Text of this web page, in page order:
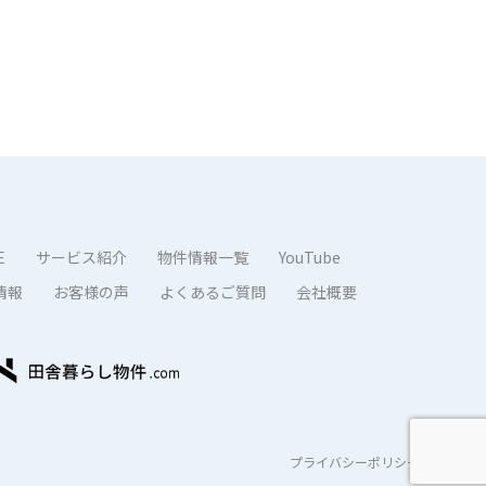
サービス紹介 物件情報一覧
YouTube
報
お客様の声 よくあるご質問 会社概要
プライバシーポリシー